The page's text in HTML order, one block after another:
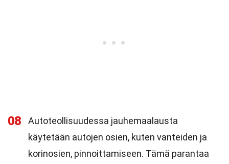
08
Autoteollisuudessa jauhemaalausta
käytetään autojen osien, kuten vanteiden ja
korinosien, pinnoittamiseen. Tämä parantaa